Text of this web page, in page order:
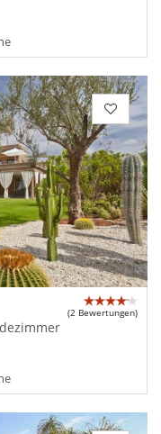
(2 Bewertungen)